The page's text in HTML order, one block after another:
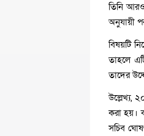
তিনি
অনুযায়ী
বিষয়টি
তাহলে
তাদের
উল্লেখ্য,
করা হয়।
সচিব